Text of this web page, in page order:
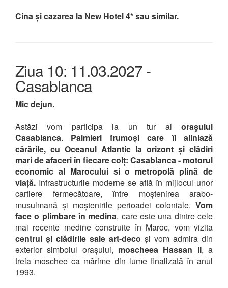
Cina și cazarea la New Hotel 4* sau similar.
Ziua 10: 11.03.2027 -
Casablanca
Mic dejun.
Astăzi vom participa la un tur al oraşului
Casablanca. Palmieri frumoși care îi aliniază
cărările, cu Oceanul Atlantic la orizont și clădiri
mari de afaceri în fiecare colț: Casablanca - motorul
economic al Marocului si o metropolă plină de
viață. Infrastructurile moderne se află în mijlocul unor
cartiere fermecătoare, între moștenirea arabo-
musulmană și moștenirile perioadei coloniale. Vom
face o plimbare în medina, care este una dintre cele
mai recente medine construite în Maroc, vom vizita
centrul și clădirile sale art-deco și vom admira din
exterior simbolul orașului, moscheea Hassan II, a
treia moschee ca mărime din lume finalizată în anul
1993.